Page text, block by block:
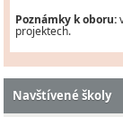
Poznámky k oboru:
projektech.
Navštívené školy